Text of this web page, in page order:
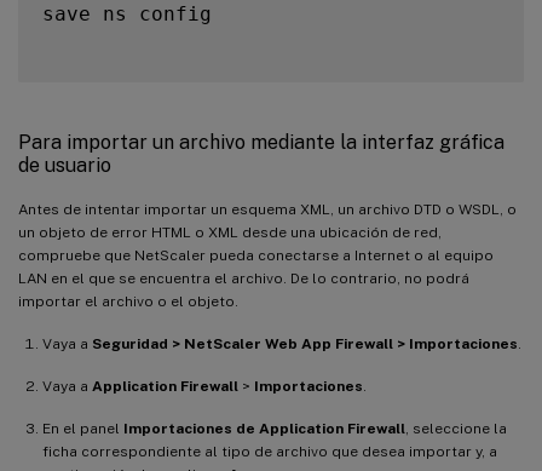
save ns config
Para importar un archivo mediante la interfaz gráfica
de usuario
Antes de intentar importar un esquema XML, un archivo DTD o WSDL, o
un objeto de error HTML o XML desde una ubicación de red,
compruebe que NetScaler pueda conectarse a Internet o al equipo
LAN en el que se encuentra el archivo. De lo contrario, no podrá
importar el archivo o el objeto.
Vaya a Seguridad > NetScaler Web App Firewall > Importaciones
Vaya a Application Firewall > Importaciones
En el panel Importaciones de Application Firewall , seleccione la
ficha correspondiente al tipo de archivo que desea importar y, a